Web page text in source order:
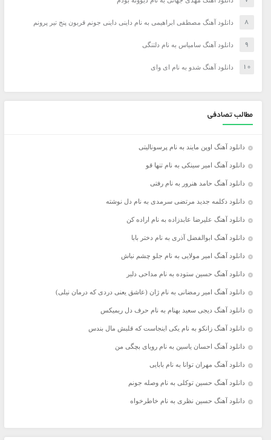
دانلود آهنگ مصطفی ابراهیمی به نام داینی داینی جونم قربون پنج تیر پرونم
دانلود آهنگ سامیاس به نام دلتنگی
دانلود آهنگ شدو به نام ای وای
مطالب تصادفی
دانلود آهنگ اوپن مایند به نام پرسونالیتی
دانلود آهنگ امیر سینکی به نام تنها قو
دانلود آهنگ حامد هنرور به نام رفتی
دانلود دکلمه جدید مرتضی سرمدی به نام دل نوشته
دانلود آهنگ علیرضا عابدزاده به نام اراده کن
دانلود آهنگ ابوالفضل آذری به نام دختر بابا
دانلود آهنگ امیر مولایی به نام جلو چشم نباش
دانلود آهنگ حسین ستوده به نام مداحی دلبر
دانلود آهنگ امیر رمضانی به نام ژان (عاشق یعنی دردی که درمان نیلی)
دانلود آهنگ دیجی سعید بهنام به نام حرف دل ریمیکس
دانلود آهنگ زانکو به نام یکی اینجاست که قلبش مال بندس
دانلود آهنگ احسان یاسین به نام رویای بچگی من
دانلود آهنگ مهران توانا به نام بابایی
دانلود آهنگ حسین توکلی به نام وصله جونم
دانلود آهنگ حسین نظری به نام خاطرخواه